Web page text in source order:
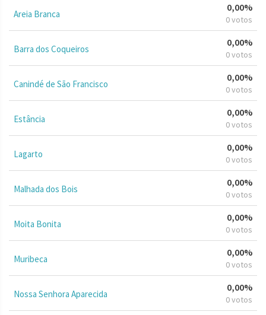
Areia Branca
0,00%
0 votos
Barra dos Coqueiros
0,00%
0 votos
Canindé de São Francisco
0,00%
0 votos
Estância
0,00%
0 votos
Lagarto
0,00%
0 votos
Malhada dos Bois
0,00%
0 votos
Moita Bonita
0,00%
0 votos
Muribeca
0,00%
0 votos
Nossa Senhora Aparecida
0,00%
0 votos